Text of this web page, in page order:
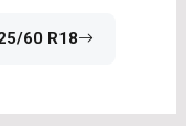
60 R18